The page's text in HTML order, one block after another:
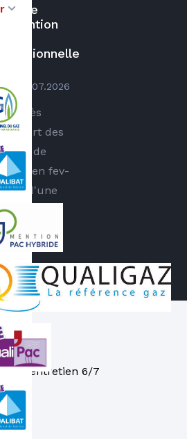
le 02.07.2026
très
la part des
de
PAC en fev-
d'une
Je
entretien 6/7